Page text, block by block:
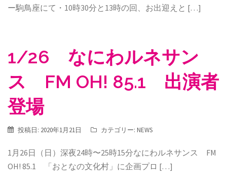
ー駒鳥座にて・10時30分と13時の回、お出迎えと […]
1/26 なにわルネサン
ス FM OH! 85.1 出演者
登場
投稿日: 2020年1月21日 カテゴリー: NEWS
1月26日（日）深夜24時〜25時15分なにわルネサンス FM
OH! 85.1 「おとなの文化村」に企画プロ […]